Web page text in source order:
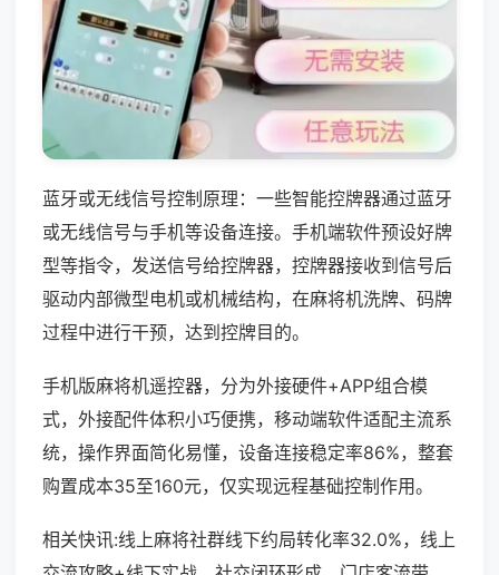
蓝牙或无线信号控制原理：一些智能控牌器通过蓝牙
或无线信号与手机等设备连接。手机端软件预设好牌
型等指令，发送信号给控牌器，控牌器接收到信号后
驱动内部微型电机或机械结构，在麻将机洗牌、码牌
过程中进行干预，达到控牌目的。
手机版麻将机遥控器，分为外接硬件+APP组合模
式，外接配件体积小巧便携，移动端软件适配主流系
统，操作界面简化易懂，设备连接稳定率86%，整套
购置成本35至160元，仅实现远程基础控制作用。
相关快讯:线上麻将社群线下约局转化率32.0%，线上